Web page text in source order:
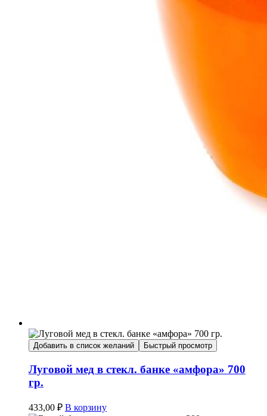
Добавить в список желаний Быстрый просмотр
Луговой мед в стекл. банке «амфора» 700
гр.
433,00 ₽ В корзину